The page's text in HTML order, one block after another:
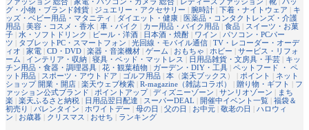
グ・小物・ブランド雑貨 | ジュエリー・アクセサリー | 腕時計 | 下着・ナイトウェア | キ
ッズ・ベビー用品・マタニティ | ダイエット・健康 | 医薬品・コンタクトレンズ・介護
用品 | 美容・コスメ・香水 | 車・バイク | カー用品・バイク用品 | 食品 | スイーツ・お菓
子 | 水・ソフトドリンク | ビール・洋酒 | 日本酒・焼酎 | ワイン | パソコン・PCパー
ツ | タブレットPC・スマートフォン | 光回線・モバイル通信 | TV・レコーダー・オーデ
ィオ | 家電 | CD・DVD | 楽器・音楽機材 | ゲーム | おもちゃ | ホビー | サービス・リフォ
ーム | インテリア・収納 | 寝具・ベッド・マットレス | 日用品雑貨・文房具・手芸 | キッ
チン用品・食器・調理器具 | 花・観葉植物 | ガーデン・DIY・工具 | ペットフード ・ ペ
ット用品 | スポーツ・アウトドア | ゴルフ用品 | 本 （楽天ブックス ） | ポイント | ネット
ショップ 開業・開店 | 楽天ウェブ検索 | R-magazine（雑誌コラボ） | 贈り物・ギフト | フ
ァッション公式ブランド | ポイントアップ| ディズニーゾーン | サンリオゾーン | まち
楽 | 楽天ふるさと納税 | 日用品翌日配達 | スーパーDEAL | 開催中イベント一覧 | 福袋＆
初売り | バレンタイン | ホワイトデー | 母の日 | 父の日 | お中元 | 敬老の日 | ハロウィ
ン | お歳暮 | クリスマス | おせち | ランキング